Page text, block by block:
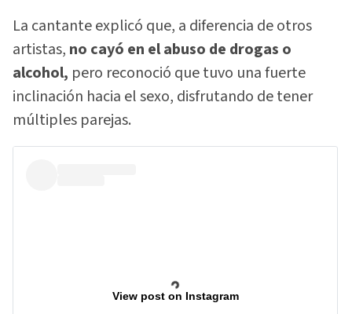
La cantante explicó que, a diferencia de otros
artistas, no cayó en el abuso de drogas o
alcohol, pero reconoció que tuvo una fuerte
inclinación hacia el sexo, disfrutando de tener
múltiples parejas.
View post on Instagram